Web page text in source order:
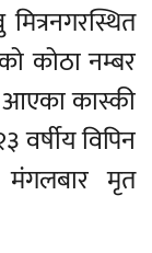
कोठा नम्बर
कास्की
वर्षीय विपिन
मृत